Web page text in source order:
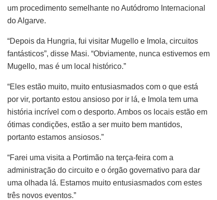
um procedimento semelhante no Autódromo Internacional
do Algarve.
“Depois da Hungria, fui visitar Mugello e Imola, circuitos
fantásticos”, disse Masi. “Obviamente, nunca estivemos em
Mugello, mas é um local histórico.”
“Eles estão muito, muito entusiasmados com o que está
por vir, portanto estou ansioso por ir lá, e Imola tem uma
história incrível com o desporto. Ambos os locais estão em
ótimas condições, estão a ser muito bem mantidos,
portanto estamos ansiosos.”
“Farei uma visita a Portimão na terça-feira com a
administração do circuito e o órgão governativo para dar
uma olhada lá. Estamos muito entusiasmados com estes
três novos eventos.”